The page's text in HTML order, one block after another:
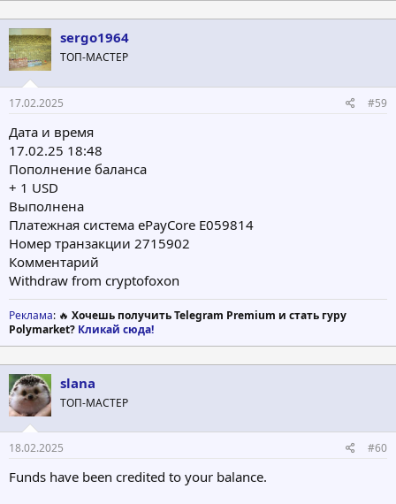
а
к
ц
и
и
:
sergo1964
ТОП-МАСТЕР
17.02.2025 #59
Дата и время
17.02.25 18:48
Пополнение баланса
+ 1 USD
Выполнена
Платежная система ePayCore E059814
Номер транзакции 2715902
Комментарий
Withdraw from cryptofoxon
Реклама: 🔥 Хочешь получить Telegram Premium и стать гуру
Polymarket? Кликай сюда!
slana
ТОП-МАСТЕР
18.02.2025 #60
Funds have been credited to your balance.